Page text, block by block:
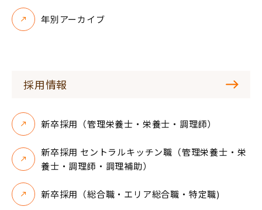
年別アーカイブ
採用情報
新卒採用（管理栄養士・栄養士・調理師）
新卒採用 セントラルキッチン職（管理栄養士・栄
養士・調理師・調理補助）
新卒採用（総合職・エリア総合職・特定職)